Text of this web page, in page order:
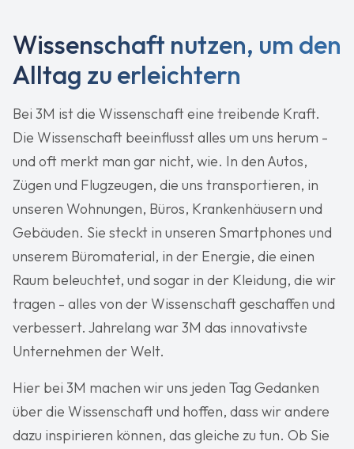
Wissenschaft nutzen, um den
Alltag zu erleichtern
Bei 3M ist die Wissenschaft eine treibende Kraft.
Die Wissenschaft beeinflusst alles um uns herum -
und oft merkt man gar nicht, wie. In den Autos,
Zügen und Flugzeugen, die uns transportieren, in
unseren Wohnungen, Büros, Krankenhäusern und
Gebäuden. Sie steckt in unseren Smartphones und
unserem Büromaterial, in der Energie, die einen
Raum beleuchtet, und sogar in der Kleidung, die wir
tragen - alles von der Wissenschaft geschaffen und
verbessert. Jahrelang war 3M das innovativste
Unternehmen der Welt.
Hier bei 3M machen wir uns jeden Tag Gedanken
über die Wissenschaft und hoffen, dass wir andere
dazu inspirieren können, das gleiche zu tun. Ob Sie